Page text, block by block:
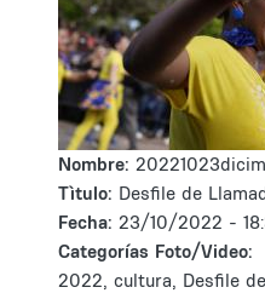
Nombre:
Tìtulo: Desfile de
Fecha: 23/10/2022 -
Categorías Foto/Video:
2022, cultura, Desfile